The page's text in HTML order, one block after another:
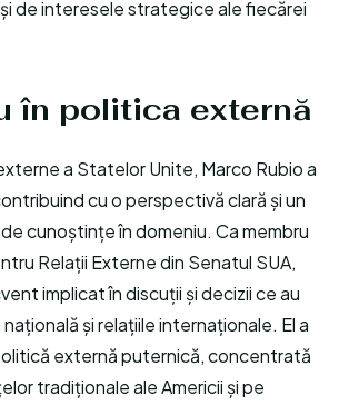
de interesele strategice ale fiecărei
în politica externă
a Statelor Unite, Marco Rubio a
cu o perspectivă clară și un
cunoștințe în domeniu. Ca membru
Relații Externe din Senatul SUA,
implicat în discuții și decizii ce au
și relațiile internaționale. El a
externă puternică, concentrată
tradiționale ale Americii și pe